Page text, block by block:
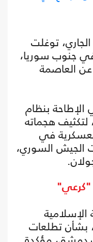
توغلت
جنوب سوريا،
كيلومترا عن العاصمة
الإطاحة بنظام
لتكثيف هجماته
العسكرية في
الجيش السوري،
"كرعي"
الإسلامية
تطلعات